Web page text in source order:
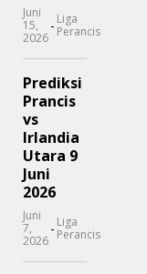
Juni
15,
2026
- Liga
Perancis
Prediksi
Prancis
vs
Irlandia
Utara 9
Juni
2026
Juni
7,
2026
- Liga
Perancis